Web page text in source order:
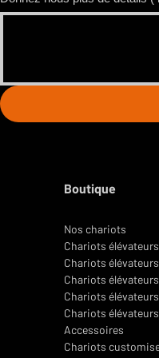
Ce chariot est-il adapté
disponibilité machine.
Boutique
Nos chariots
Chariots
Chariots
Chariots
Chariots
Chariots
Accessoires
Chariots